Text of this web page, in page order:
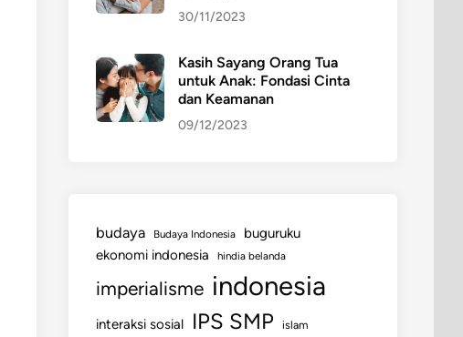
30/11/2023
Kasih Sayang Orang Tua
untuk Anak: Fondasi Cinta
dan Keamanan
09/12/2023
budaya Budaya Indonesia
buguruku
ekonomi indonesia
hindia belanda
imperialisme indonesia
interaksi sosial IPS SMP
islam